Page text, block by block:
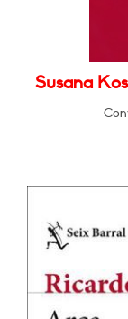
Susana